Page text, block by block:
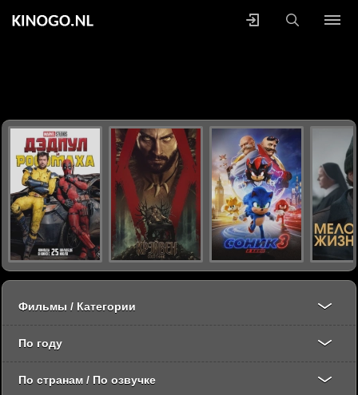
Фильмы / Категории
По году
По странам / По озвучке